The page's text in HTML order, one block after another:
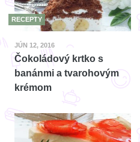
RECEPTY
JÚN 12, 2016
Čokoládový krtko s
banánmi a tvarohovým
krémom